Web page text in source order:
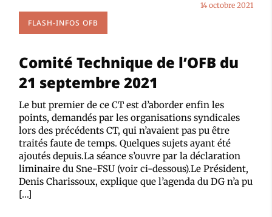
FLASH-INFOS OFB
14 octobre 2021
Comité Technique de l’OFB du
21 septembre 2021
Le but premier de ce CT est d’aborder enfin les
points, demandés par les organisations syndicales
lors des précédents CT, qui n’avaient pas pu être
traités faute de temps. Quelques sujets ayant été
ajoutés depuis.La séance s’ouvre par la déclaration
liminaire du Sne-FSU (voir ci-dessous).Le Président,
Denis Charissoux, explique que l’agenda du DG n’a pu
[…]